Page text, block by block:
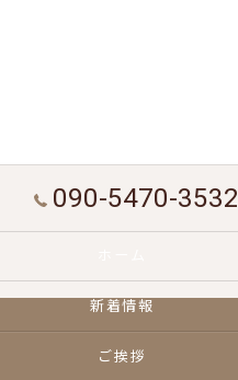
090-5470-3532
新着情報
ご挨拶